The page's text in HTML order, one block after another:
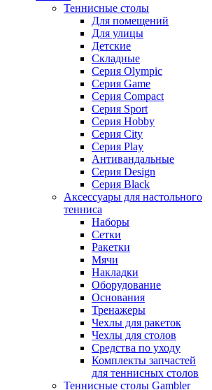
Теннисные столы
Для помещений
Для улицы
Детские
Складные
Серия Olympic
Серия Game
Серия Compact
Серия Sport
Серия Hobby
Серия City
Серия Play
Антивандальные
Серия Design
Серия Black
Аксессуары для настольного
тенниса
Наборы
Сетки
Ракетки
Мячи
Накладки
Оборудование
Основания
Тренажеры
Чехлы для ракеток
Чехлы для столов
Средства по уходу
Комплекты запчастей
для теннисных столов
Теннисные столы Gambler